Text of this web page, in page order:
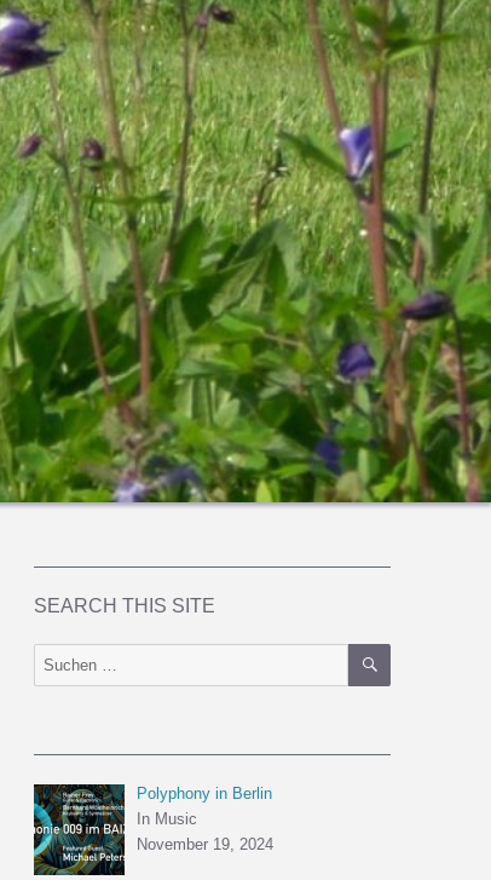
SEARCH THIS SITE
Suchen
SUCHEN
Polyphony in Berlin
In Music
November 19, 2024